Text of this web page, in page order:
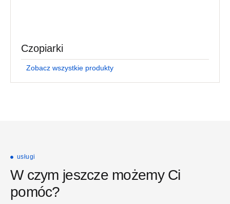
Czopiarki
Zobacz wszystkie produkty
usługi
W czym jeszcze możemy Ci
pomóc?